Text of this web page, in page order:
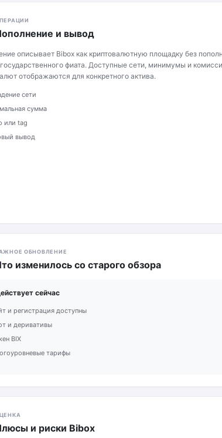
и вывод
описывает Bibox как криптовалютную площадку без
фиата. Доступные сети, минимумы и
отображаются для конкретного актива.
сети
сумма
или tag
вывод
ОБНОВЛЕНИЕ
изменилось со старого обзора
сейчас
и регистрация доступны
и деривативы
BIX
тарифы
и риски Bibox